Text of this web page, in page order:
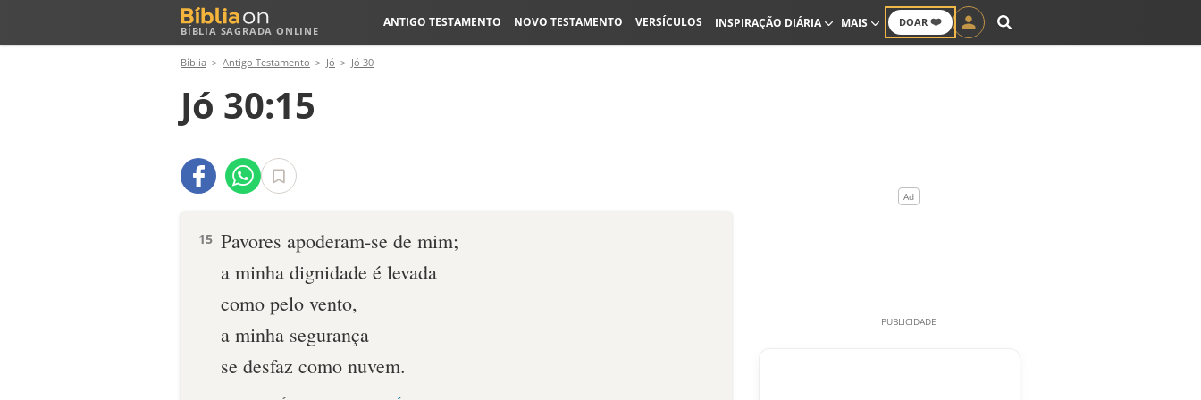
BÍBLIA SAGRADA ONLINE
DOAR ❤️
ANTIGO TESTAMENTO NOVO TESTAMENTO VERSÍCULOS INSPIRAÇÃO DIÁRIA MAIS
Bíblia Antigo Testamento Jó Jó 30
Jó 30:15
15 Pavores apoderam-se de mim;
a minha dignidade é levada
como pelo vento,
a minha segurança
se desfaz como nuvem.